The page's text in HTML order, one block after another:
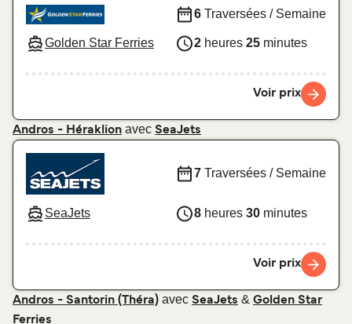
Golden Star Ferries
6 Traversées / Semaine
2 heures 25 minutes
Voir prix
Andros - Héraklion avec SeaJets
SeaJets
7 Traversées / Semaine
8 heures 30 minutes
Voir prix
Andros - Santorin (Théra) avec SeaJets & Golden Star
Ferries